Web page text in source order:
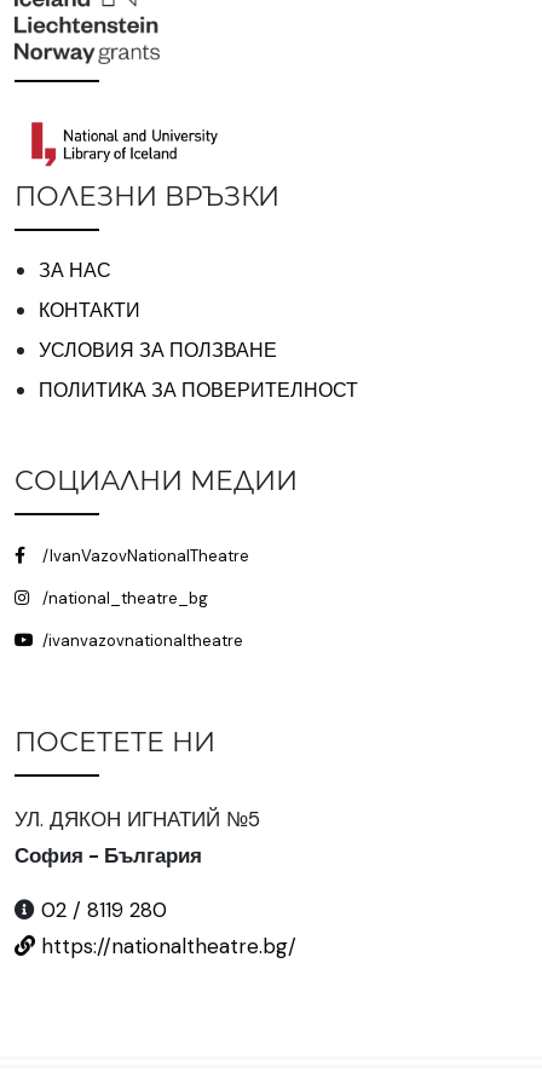
ПОЛЕЗНИ ВРЪЗКИ
ЗА НАС
КОНТАКТИ
УСЛОВИЯ ЗА ПОЛЗВАНЕ
ПОЛИТИКА ЗА ПОВЕРИТЕЛНОСТ
СОЦИАЛНИ МЕДИИ
/IvanVazovNationalTheatre
/national_theatre_bg
/ivanvazovnationaltheatre
ПОСЕТЕТЕ НИ
УЛ. ДЯКОН ИГНАТИЙ №5
София - България
02 / 8119 280
https://nationaltheatre.bg/